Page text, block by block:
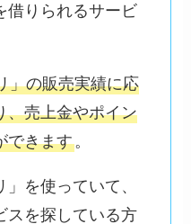
借りられるサービ
」の販売実績に応
、売上金やポイン
できます。
を使っていて、
スを探している方